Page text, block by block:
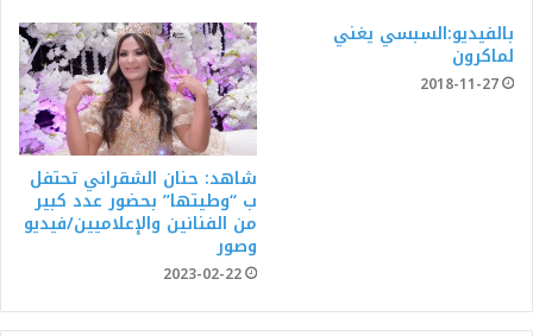
بالفيديو:السبسي يغني
لماكرون
2018-11-27
شاهد: حنان الشقراني تحتفل
ب “وطيتها” بحضور عدد كبير
من الفنانين والإعلاميين/فيديو
وصور
2023-02-22